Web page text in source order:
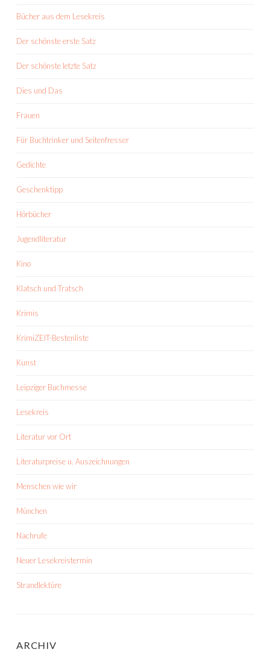
Bücher aus dem Lesekreis
Der schönste erste Satz
Der schönste letzte Satz
Dies und Das
Frauen
Für Buchtrinker und Seitenfresser
Gedichte
Geschenktipp
Hörbücher
Jugendliteratur
Kino
Klatsch und Tratsch
Krimis
KrimiZEIT-Bestenliste
Kunst
Leipziger Buchmesse
Lesekreis
Literatur vor Ort
Literaturpreise u. Auszeichnungen
Menschen wie wir
München
Nachrufe
Neuer Lesekreistermin
Strandlektüre
ARCHIV